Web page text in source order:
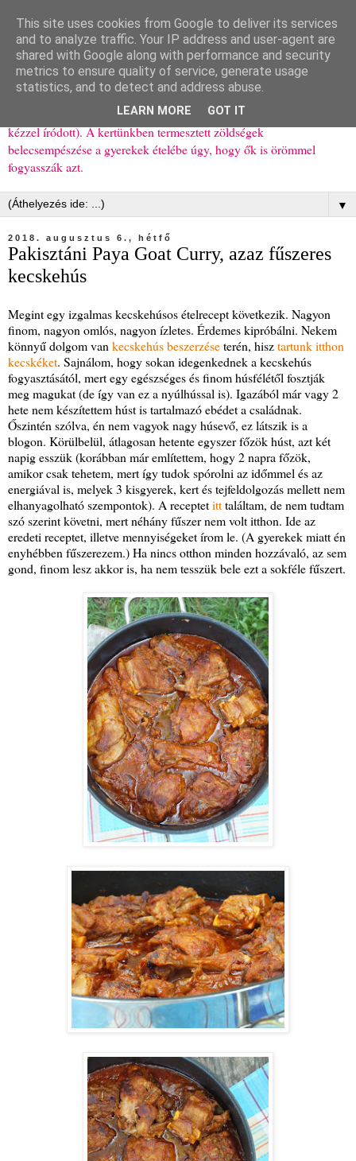
Ízőrző
Kisgyerekes család kipróbált, többnyire egészséges ételeket
bemutató receptjei a mindennapokra (mert a papírfecniket folyton
elhagyom) és gyerekeimnek ajándékba (mint régen, csak ez nem
kézzel íródott). A kertünkben termesztett zöldségek
belecsempészése a gyerekek ételébe úgy, hogy ők is örömmel
fogyasszák azt.
▼
2018. augusztus 6., hétfő
Pakisztáni Paya Goat Curry, azaz fűszeres
kecskehús
Megint egy izgalmas kecskehúsos ételrecept következik. Nagyon
finom, nagyon omlós, nagyon ízletes. Érdemes kipróbálni. Nekem
könnyű dolgom van kecskehús beszerzéseterén, hisztartunk itthon
kecskéket. Sajnálom, hogy sokan idegenkednek a kecskehús
fogyasztásától, mert egy egészséges és finom húsfélétől fosztják
meg magukat (de így van ez a nyúlhússal is). Igazából már vagy 2
hete nem készítettem húst is tartalmazó ebédet a családnak.
Őszintén szólva, én nem vagyok nagy húsevő, ez látszik is a
blogon. Körülbelül, átlagosan hetente egyszer főzök húst, azt két
napig esszük (korábban már említettem, hogy 2 napra főzök,
amikor csak tehetem, mert így tudok spórolni az időmmel és az
energiával is, melyek 3 kisgyerek, kert és tejfeldolgozás mellett nem
elhanyagolható szempontok). A receptetitttaláltam, de nem tudtam
szó szerint követni, mert néhány fűszer nem volt itthon. Ide az
eredeti receptet, illetve mennyiségeket írom le. (A gyerekek miatt én
enyhébben fűszerezem.) Ha nincs otthon minden hozzávaló, az sem
gond, finom lesz akkor is, ha nem tesszük bele ezt a sokféle fűszert.
This site uses cookies from Google to deliver its services
and to analyze traffic. Your IP address and user-agent are
shared with Google along with performance and security
metrics to ensure quality of service, generate usage
statistics, and to detect and address abuse.
LEARN MORE GOT IT